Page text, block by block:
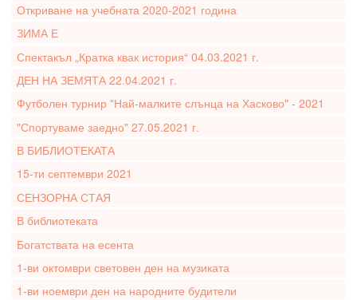
Откриване на учебната 2020-2021 година
ЗИМА Е
Спектакъл „Кратка квак история“ 04.03.2021 г.
ДЕН НА ЗЕМЯТА 22.04.2021 г.
Футболен турнир "Най-малките слънца на Хасково" - 2021
"Спортуваме заедно" 27.05.2021 г.
В БИБЛИОТЕКАТА
15-ти септември 2021
СЕНЗОРНА СТАЯ
В библиотеката
Богатствата на есента
1-ви октомври световен ден на музиката
1-ви ноември ден на народните будители